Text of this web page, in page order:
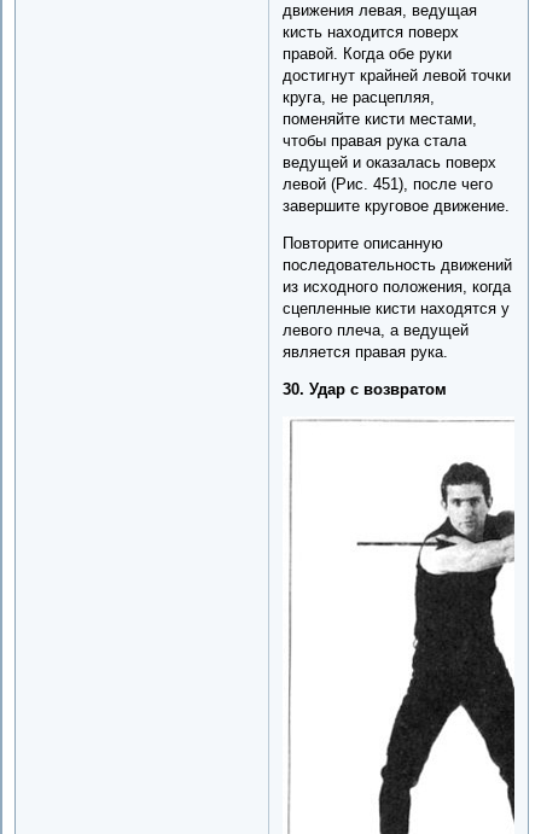
движения левая, ведущая
кисть находится поверх
правой. Когда обе руки
достигнут крайней левой точки
круга, не расцепляя,
поменяйте кисти местами,
чтобы правая рука стала
ведущей и оказалась поверх
левой (Рис. 451), после чего
завершите круговое движение.
Повторите описанную
последовательность движений
из исходного положения, когда
сцепленные кисти находятся у
левого плеча, а ведущей
является правая рука.
30. Удар с возвратом